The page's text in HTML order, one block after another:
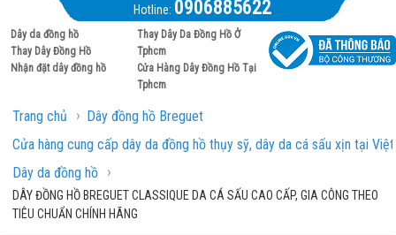
Hotline: 0906885622
Dây da đồng hồ
Thay Dây Đồng Hồ
Nhận đặt dây đồng hồ
Thay Dây Da Đồng Hồ Ở
Tphcm
Cửa Hàng Dây Đồng Hồ Tại
Tphcm
Trang chủ › Dây đồng hồ Breguet
Cửa hàng cung cấp dây da đồng hồ thụy sỹ, dây da cá sấu xịn tại
Dây da đồng hồ ›
DÂY ĐỒNG HỒ BREGUET CLASSIQUE DA CÁ SẤU CAO CẤP, GIA CÔNG THEO
TIÊU CHUẨN CHÍNH HÃNG